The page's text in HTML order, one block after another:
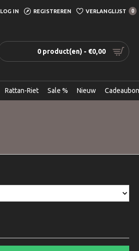
LOG IN REGISTREREN VERLANGLIJST 0
0 product(en) - €0,00
Rattan-Riet Sale % Nieuw Cadeaubon